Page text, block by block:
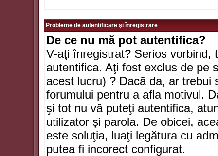
Probleme de autentificare şi înregistrare
De ce nu mă pot autentifica?
V-aţi înregistrat? Serios vorbind,
autentifica. Aţi fost exclus de pe
acest lucru) ? Dacă da, ar trebui
forumului pentru a afla motivul.
şi tot nu vă puteţi autentifica,
utilizator şi parola. De obicei,
este soluţia, luaţi legătura cu
putea fi incorect configurat.